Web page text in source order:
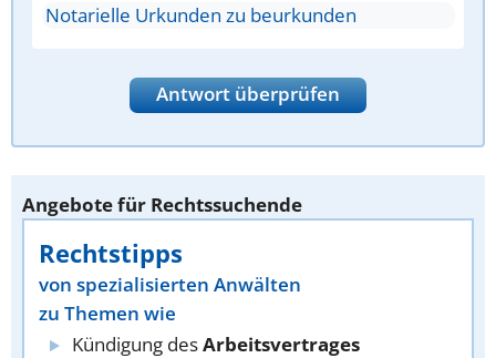
Notarielle Urkunden zu beurkunden
Antwort überprüfen
Angebote für Rechtssuchende
Rechtstipps
von spezialisierten Anwälten
zu Themen wie
Kündigung desArbeitsvertrages